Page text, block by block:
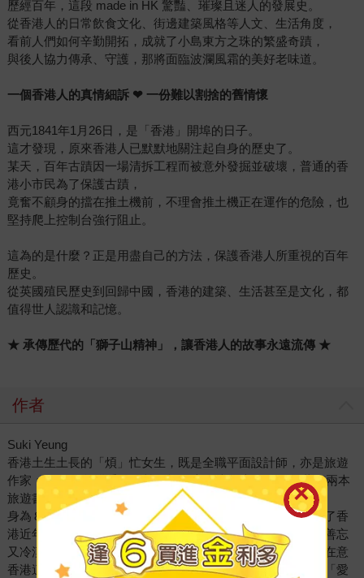
歷經百年，這段 made in HK 驚豔、璀璨且迷人的發展史。
從香港人的日常飲食文化、街邊建築風格等人文、生活角度，
看前人們如何辛勤開拓，成就了小島東方之珠的繁盛奇蹟，
與後人協力傳承、守護，那將面臨波瀾風霜的美好老味道。
一個香港人的真情細訴 ❤ 一份難以割捨的舊情懷
西元1841年1月26日，是「香港」開埠的日子。
這才發現，原來香港人已默默地關注起自身的歷史了。
某天，百年古蹟因一場清拆工程而被意外發掘並破壞，普通的香
港小市民為了保護古蹟，
竟奮不顧身的擋在推土機前，不理會推土機正在運作的危險，也
堅持爬上控制台強行阻止。
這為的是什麼？正是用盡自己的方法，保護香港人所重視的百年
歷史。
從英國殖民歷史到回歸中國，香港的建築、生活甚至是文化，都
值得世人認識和記憶。
★ 承傳歷代的「獅子山精神」，讓香港人的故事永遠流傳 ★
作者
Suki Yeung
香港土生土長的「煩」忙女生，既是全職平面設計師，亦是旅遊
作家；2017年起獲委任為韓國旅遊宣傳大使之一至今，著有兩本
旅遊書。
身為８０後的雪姬，經歷過香港最豐盛文明的時代，也經歷了香
港近年最讓世人刻骨銘心的社會動盪和世紀之疫。作為以「善忘
又冷漠」而聞名的香港人，從來沒有想過自己有一天會這麼在意
香港這個家；過去一直想要離開香港的心，來到今天，這顆「愛